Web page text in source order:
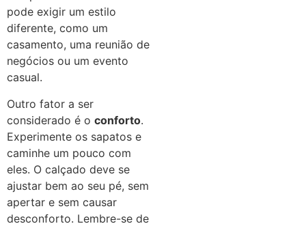
pode exigir um estilo
diferente, como um
casamento, uma reunião de
negócios ou um evento
casual.
Outro fator a ser
considerado é o conforto.
Experimente os sapatos e
caminhe um pouco com
eles. O calçado deve se
ajustar bem ao seu pé, sem
apertar e sem causar
desconforto. Lembre-se de